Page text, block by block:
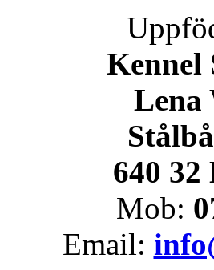
Kennel
Lena
640
Mob:
Email: